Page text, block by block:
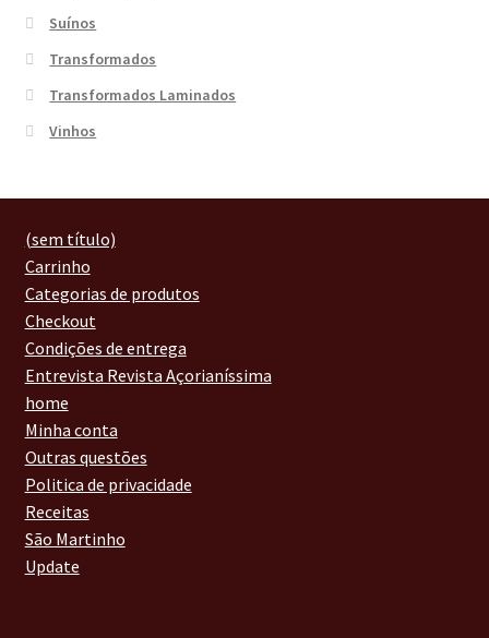
Suínos
Transformados
Transformados Laminados
Vinhos
(sem título)
Carrinho
Categorias de produtos
Checkout
Condições de entrega
Entrevista Revista Açorianíssima
home
Minha conta
Outras questões
Politica de privacidade
Receitas
São Martinho
Update